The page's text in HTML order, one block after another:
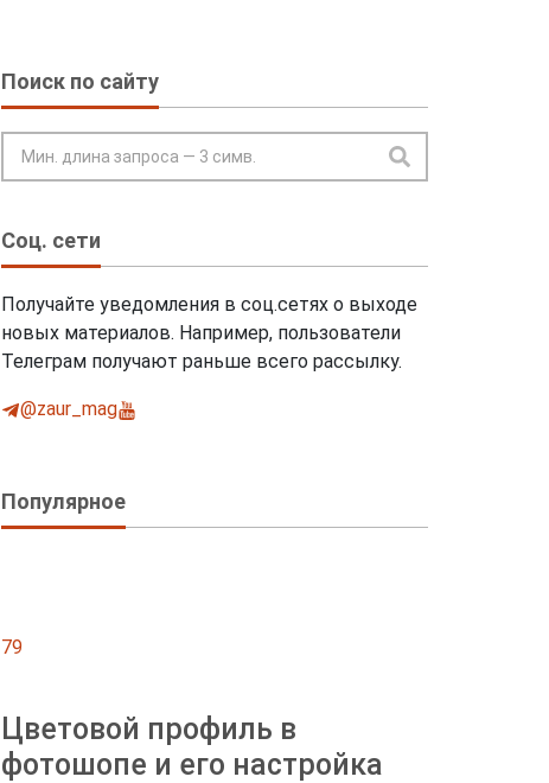
Поиск по сайту
Соц. сети
Получайте уведомления в соц.сетях о выходе
новых материалов. Например, пользователи
Телеграм получают раньше всего рассылку.
@zaur_mag
Популярное
79
Цветовой профиль в
фотошопе и его настройка